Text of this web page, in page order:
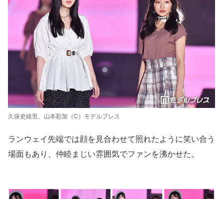
久保史緒里、山本彩加（C）モデルプレス
ランウェイ先端では顔を見合わせて照れたように笑い合う
場面もあり、仲睦まじい雰囲気でファンを沸かせた。